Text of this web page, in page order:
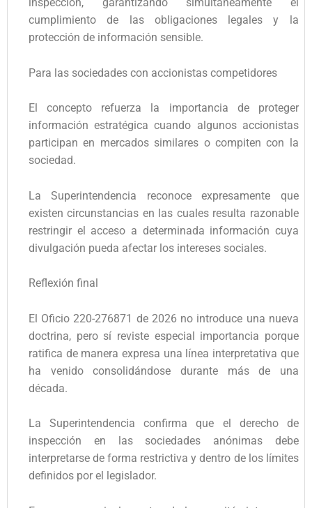
cumplimiento de las obligaciones legales y la
protección de información sensible.
Para las sociedades con accionistas competidores
El concepto refuerza la importancia de proteger
información estratégica cuando algunos accionistas
participan en mercados similares o compiten con la
sociedad.
La Superintendencia reconoce expresamente que
existen circunstancias en las cuales resulta razonable
restringir el acceso a determinada información cuya
divulgación pueda afectar los intereses sociales.
Reflexión final
El Oficio 220-276871 de 2026 no introduce una nueva
doctrina, pero sí reviste especial importancia porque
ratifica de manera expresa una línea interpretativa que
ha venido consolidándose durante más de una
década.
La Superintendencia confirma que el derecho de
inspección en las sociedades anónimas debe
interpretarse de forma restrictiva y dentro de los límites
definidos por el legislador.